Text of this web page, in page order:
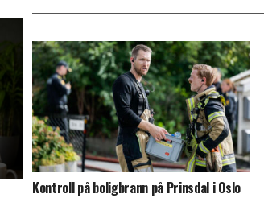
Kontroll på boligbrann på Prinsdal i Oslo